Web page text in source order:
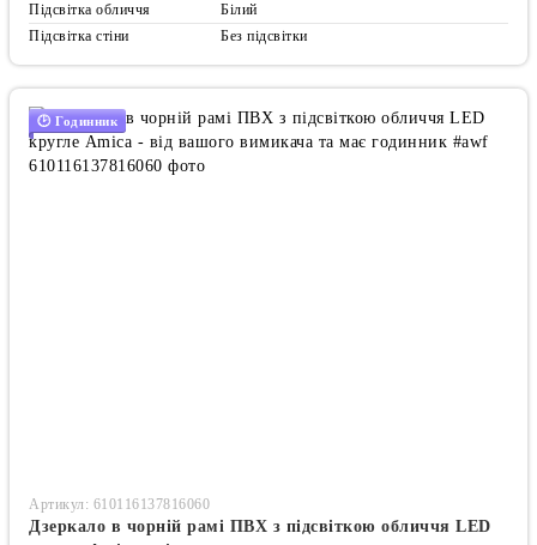
Підсвітка обличчя
Білий
Підсвітка стіни
Без підсвітки
🕑 Годинник
Артикул: 610116137816060
Дзеркало в чорній рамі ПВХ з підсвіткою обличчя LED